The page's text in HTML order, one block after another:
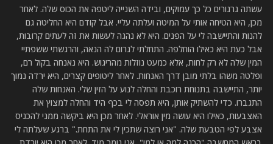
עשתה גרגורים כל כך עמוקים, ובידה השנייה ליטפה את הכוס שלה. לאחר
מכן, היא הטיחה אותי על המיטה ועלתה עליי. אבל קודם היא החליטה גם
להנות והתיישבה לי על הפנים. היא לא נהגה לעשות את זה לעתים קרובות,
אבל כעת היא כאילו הוחלפה. התחלתי לגרום לה הנאה, והרגשתי ששפתיי
המין שלה לא רק לחות, אלא כמעט נוזלות מהריגוש. היא נאנחה בקול רם,
ופלטה משהו בלתי מובן דרך האנחות. לאחר ליטופים קצרים, היא ירדה נמוך
יותר, התיישבה בתנוחת רוכבת והחלה לנוע על הזין שלי. האנחות שלה
התגברו. כדי להשתיק אותן, היא תפסה לי בכף היד והחלה למצוץ את
האצבעות, כאילו היא עושה מין אוראלי. לאחר מכן היא ביקשה ממני להכניס
אצבע לפי הטבעת שלה. "אני רוצה שתכין לי את התחת." ברגע שעלתה לי